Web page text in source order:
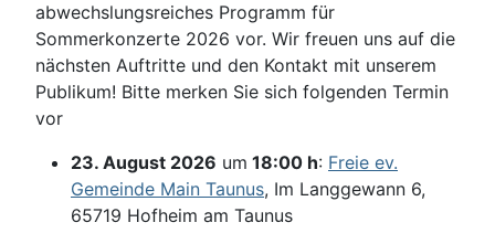
abwechslungsreiches Programm für
Sommerkonzerte 2026 vor. Wir freuen uns auf die
nächsten Auftritte und den Kontakt mit unserem
Publikum! Bitte merken Sie sich folgenden Termin
vor
23. August 2026 um 18:00 h: Freie ev.
Gemeinde Main Taunus, Im Langgewann 6,
65719 Hofheim am Taunus